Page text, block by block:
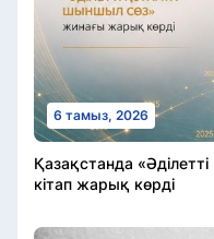
6 тамыз, 2026
Қазақстанда
кітап жарық көрді